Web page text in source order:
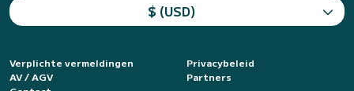
$ (USD)
Verplichte vermeldingen
Privacybeleid
AV / AGV
Partners